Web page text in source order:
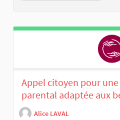
Appel citoyen pour
parental adaptée aux
Alice LAVAL